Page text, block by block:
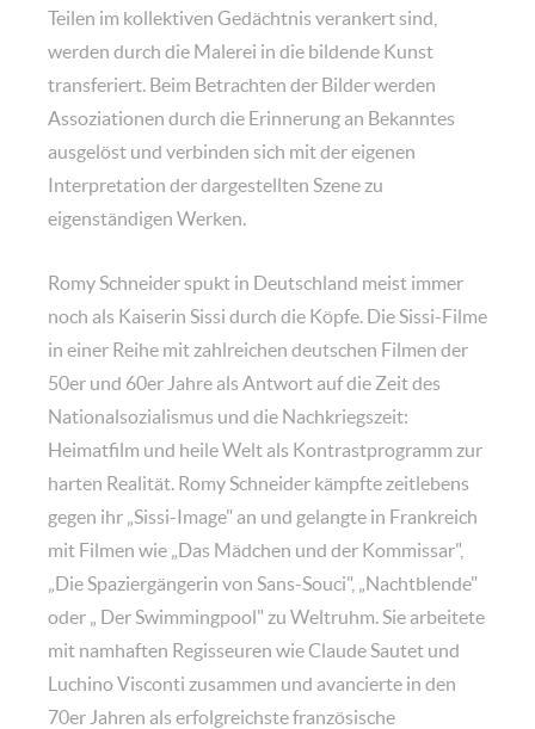
Teilen im kollektiven Gedächtnis verankert sind,
werden durch die Malerei in die bildende Kunst
transferiert. Beim Betrachten der Bilder werden
Assoziationen durch die Erinnerung an Bekanntes
ausgelöst und verbinden sich mit der eigenen
Interpretation der dargestellten Szene zu
eigenständigen Werken.
Romy Schneider spukt in Deutschland meist immer
noch als Kaiserin Sissi durch die Köpfe. Die Sissi-Filme
in einer Reihe mit zahlreichen deutschen Filmen der
50er und 60er Jahre als Antwort auf die Zeit des
Nationalsozialismus und die Nachkriegszeit:
Heimatfilm und heile Welt als Kontrastprogramm zur
harten Realität. Romy Schneider kämpfte zeitlebens
gegen ihr „Sissi-Image" an und gelangte in Frankreich
mit Filmen wie „Das Mädchen und der Kommissar",
„Die Spaziergängerin von Sans-Souci", „Nachtblende"
oder „ Der Swimmingpool" zu Weltruhm. Sie arbeitete
mit namhaften Regisseuren wie Claude Sautet und
Luchino Visconti zusammen und avancierte in den
70er Jahren als erfolgreichste französische